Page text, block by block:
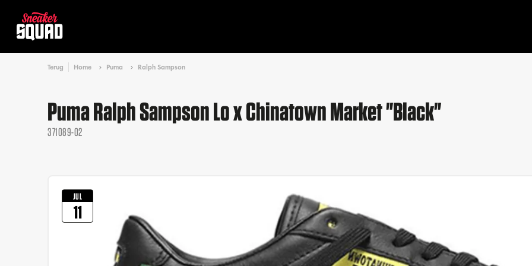
Terug Home Puma Ralph Sampson
Puma Ralph Sampson Lo x Chinatown Market "Black"
371089-02
JUL
11